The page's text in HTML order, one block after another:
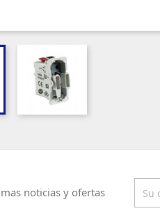
noticias y ofertas